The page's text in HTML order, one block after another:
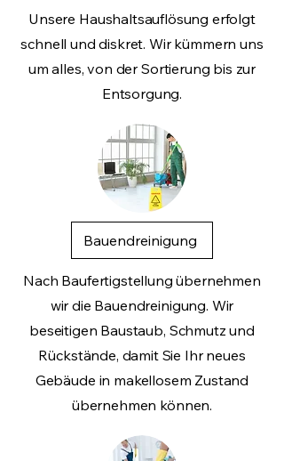
Unsere Haushaltsauflösung erfolgt
schnell und diskret. Wir kümmern uns
um alles, von der Sortierung bis zur
Entsorgung.
Bauendreinigung
Nach Baufertigstellung übernehmen
wir die Bauendreinigung. Wir
beseitigen Baustaub, Schmutz und
Rückstände, damit Sie Ihr neues
Gebäude in makellosem Zustand
übernehmen können.